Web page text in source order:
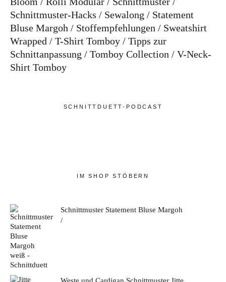
Schnittmuster-Hacks
Sewalong
Statement
Bluse Margoh
Stoffempfehlungen
Sweatshirt
Wrapped
T-Shirt Tomboy
Tipps zur
Schnittanpassung
Tomboy Collection
V-Neck-
Shirt Tomboy
SCHNITTDUETT-PODCAST
IM SHOP STÖBERN
Schnittmuster Statement Bluse Margoh